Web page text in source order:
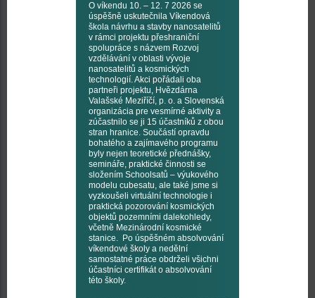
O víkendu 10. – 12. 7 2026 se
úspěšně uskutečnila Víkendová
škola návrhu a stavby nanosatelitů
v rámci projektu přeshraniční
spolupráce s názvem Rozvoj
vzdělávání v oblasti vývoje
nanosatelitů a kosmických
technologií. Akci pořádali oba
partneři projektu, Hvězdárna
Valašské Meziříčí, p. o. a Slovenská
organizácia pre vesmírné aktivity a
zúčastnilo se ji 15 účastníků z obou
stran hranice. Součástí opravdu
bohatého a zajímavého programu
byly nejen teoretické přednášky,
semináře, praktické činnosti se
složením Schoolsatů – výukového
modelu cubesatu, ale také jsme si
vyzkoušeli virtuální technologie i
praktická pozorování kosmických
objektů pozemními dalekohledy,
včetně Mezinárodní kosmické
stanice. Po úspěšném absolvování
víkendové školy a nedělní
samostatné práce obdrželi všichni
účastníci certifikát o absolvování
této školy.